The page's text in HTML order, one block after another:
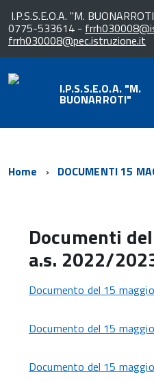
I.P.S.S.E.O.A. "M.
0775-533614 -
frrh030008@pec.istruzione.it
I.P.S.S.E.O.A. "M.
BUONARROTI"
Home DOCUMENTI 15
Documenti
a.s. 2022/
Documento del 15
Documento del 15
Documento del 15